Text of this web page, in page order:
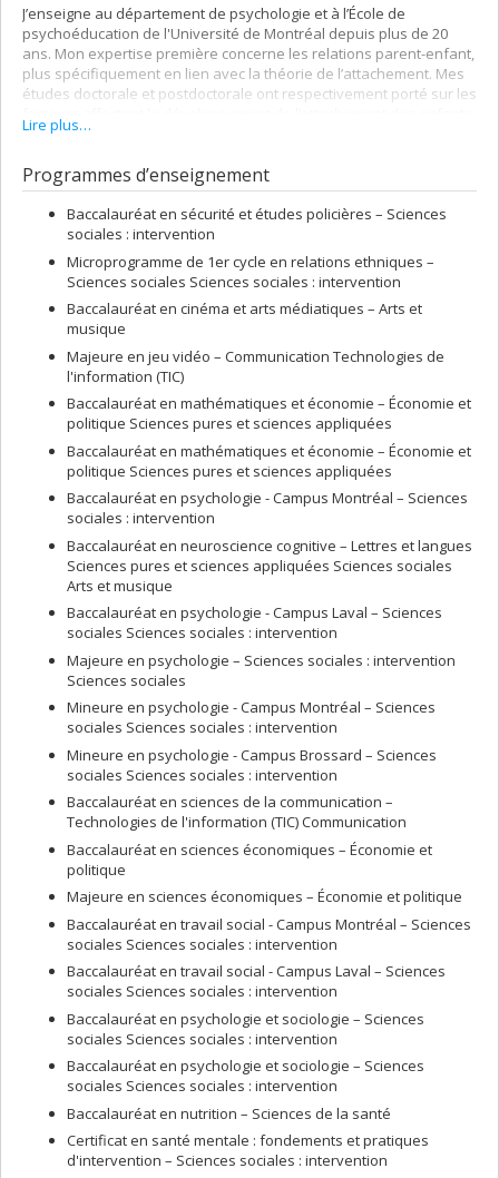
J’enseigne au département de psychologie et à l’École de
psychoéducation de l'Université de Montréal depuis plus de 20
ans. Mon expertise première concerne les relations parent-enfant,
plus spécifiquement en lien avec la théorie de l’attachement. Mes
études doctorale et postdoctorale ont respectivement porté sur les
de mères adolescentes, et sur le rôle de la communication
l’attachement. Aussi, j’ai réalisé des centaines d’évaluations de
l’attachement parent-enfant et des comportements parentaux
dans le cadre de divers projets de recherche.
En parallèle à ce champ d’expertise, j’ai également un intérêt
particulier pour la psychologie sociale, incluant les facteurs
individuels, sociaux et contextuels jouant un rôle dans les
influences sociales, les relations interpersonnelles et le
développement de l’identité.
Expertises
Comportement parental
Développement de l'enfant
Évaluation
Identité
Psychologie sociale
Relations interpersonnelles
Relations parent-enfant
Théorie de l'attachement
Cours donnés
PSE 6722 Psychoéducation avancée : attachement
PSY1045 Motivation et émotion
PSY1075 Psychologie sociale
PSY1901 Introduction à la psychologie
PSY1983 Psychologie et comportement
PSY2071 Relations interpersonnelles
PSY2084 Identités et interactions sociales
PSY3099 Développement familial
Lire plus…
Programmes d’enseignement
Baccalauréat en sécurité et études policières – Sciences
sociales : intervention
Microprogramme de 1er cycle en relations ethniques –
Sciences sociales Sciences sociales : intervention
Baccalauréat en cinéma et arts médiatiques – Arts et
musique
Majeure en jeu vidéo – Communication Technologies de
l'information (TIC)
Baccalauréat en mathématiques et économie – Économie et
politique Sciences pures et sciences appliquées
Baccalauréat en mathématiques et économie – Économie et
politique Sciences pures et sciences appliquées
Baccalauréat en psychologie - Campus Montréal – Sciences
sociales : intervention
Baccalauréat en neuroscience cognitive – Lettres et langues
Sciences pures et sciences appliquées Sciences sociales
Arts et musique
Baccalauréat en psychologie - Campus Laval – Sciences
sociales Sciences sociales : intervention
Majeure en psychologie – Sciences sociales : intervention
Sciences sociales
Mineure en psychologie - Campus Montréal – Sciences
sociales Sciences sociales : intervention
Mineure en psychologie - Campus Brossard – Sciences
sociales Sciences sociales : intervention
Baccalauréat en sciences de la communication –
Technologies de l'information (TIC) Communication
Baccalauréat en sciences économiques – Économie et
politique
Majeure en sciences économiques – Économie et politique
Baccalauréat en travail social - Campus Montréal – Sciences
sociales Sciences sociales : intervention
Baccalauréat en travail social - Campus Laval – Sciences
sociales Sciences sociales : intervention
Baccalauréat en psychologie et sociologie – Sciences
sociales Sciences sociales : intervention
Baccalauréat en psychologie et sociologie – Sciences
sociales Sciences sociales : intervention
Baccalauréat en nutrition – Sciences de la santé
Certificat en santé mentale : fondements et pratiques
d'intervention – Sciences sociales : intervention